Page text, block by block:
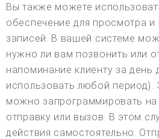
Вы также можете
обеспечение для просмотра
записей. В вашей системе
нужно ли вам позвонить или
напоминание клиенту за
использовать любой период).
можно запрограммировать на
отправку или вызов. В этом
действия самостоятельно.